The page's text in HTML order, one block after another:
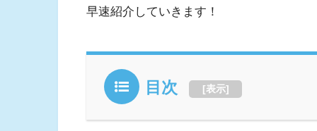
早速紹介していきます！
目次 [表示]